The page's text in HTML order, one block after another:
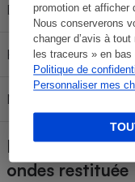
promotion et afficher
Nous conserverons
changer d’avis à
les traceurs » en
Politique de
Personnaliser mes
Diamètre maximal
Hauteur utile de la
Nature de la cavité
Puissance du
ondes restituée